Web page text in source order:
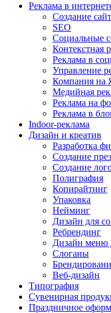
Реклама в
Создание
SEO
Социальные
Контекстная
Реклама в
Управление
Компания на
Медийная
Реклама на
Реклама в
Indoor-реклама
Дизайн и креатив
Разработка
Создание
Создание
Полиграфия
Копирайтинг
Упаковка
Нейминг
Дизайн для
Ребрендинг
Дизайн меню
Слоганы
Веб-дизайн
Типография
Сувенирная
Праздничное